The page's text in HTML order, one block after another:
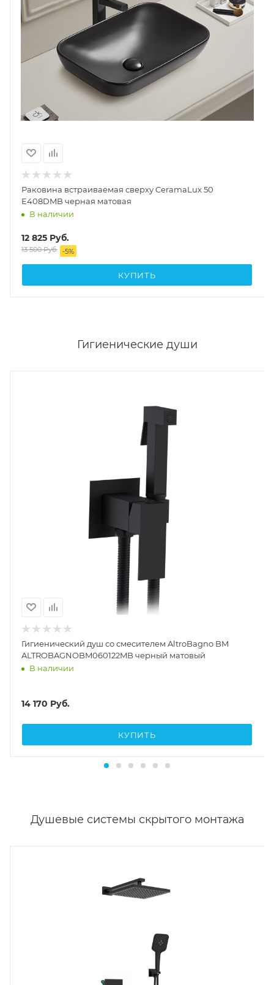
Раковина встраиваемая сверху CeramaLux 50
E408DMB черная матовая
В наличии
12 825 Руб.
13 500Руб. -5%
КУПИТЬ
Гигиенические души
Гигиенический душ со смесителем AltroBagno BM
ALTROBAGNOBM060122MB черный матовый
В наличии
14 170 Руб.
КУПИТЬ
Душевые системы скрытого монтажа